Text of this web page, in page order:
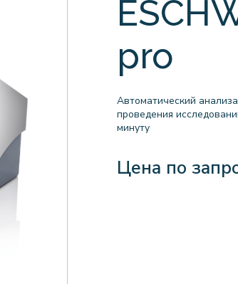
pro
Автоматический
проведения
минуту
Цена по